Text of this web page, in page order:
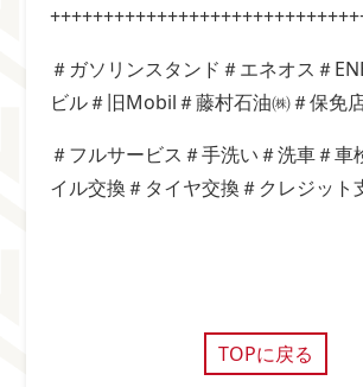
＃ガソリンスタンド＃エネオス＃
ビル＃旧Mobil＃藤村石油㈱＃保免
＃フルサービス＃手洗い＃洗車＃車
イル交換＃タイヤ交換＃クレジット
TOPに戻る